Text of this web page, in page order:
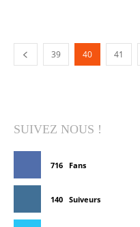
39 40 41
SUIVEZ NOUS !
716 Fans
140 Suiveurs